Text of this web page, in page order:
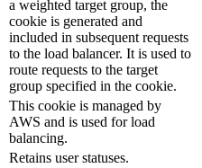
a weighted target group, the
cookie is generated and
included in subsequent requests
to the load balancer. It is used to
route requests to the target
group specified in the cookie.
This cookie is managed by
AWS and is used for load
balancing.
Retains user statuses.